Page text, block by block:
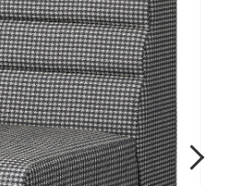
Next